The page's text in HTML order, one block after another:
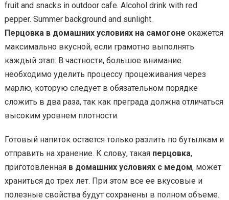
fruit and snacks in outdoor cafe. Alcohol drink with red
pepper. Summer background and sunlight.
Перцовка в домашних условиях на самогоне окажется
максимально вкусной, если грамотно выполнять
каждый этап. В частности, большое внимание
необходимо уделить процессу процеживания через
марлю, которую следует в обязательном порядке
сложить в два раза, так как преграда должна отличаться
высоким уровнем плотности.
Готовый напиток остается только разлить по бутылкам и
отправить на хранение. К слову, такая перцовка,
приготовленнаяв домашних условиях с медом, может
храниться до трех лет. При этом все ее вкусовые и
полезные свойства будут сохранены в полном объеме.